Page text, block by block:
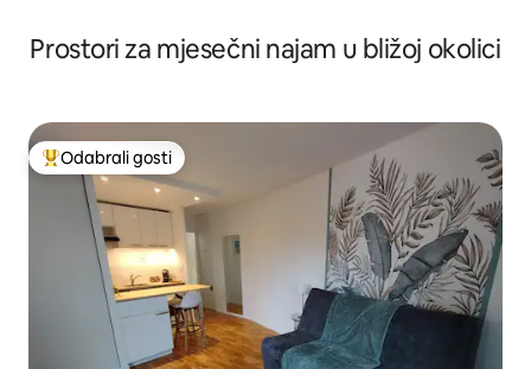
Prostori za mjesečni najam u bližoj okolici
Među najviše rangiranima s oznakom „Odabrali gosti”
Odabrali gosti